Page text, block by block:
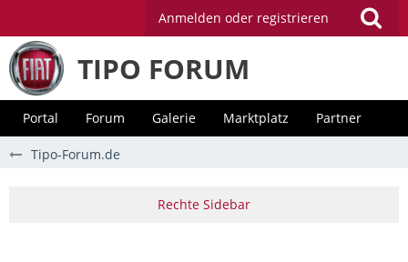
Anmelden oder registrieren
TIPO FORUM
Portal Forum Galerie Marktplatz Partner
Tipo-Forum.de